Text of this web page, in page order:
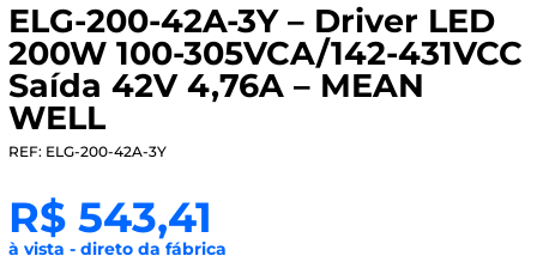
ELG-200-42A-3Y – Driver LED
200W 100-305VCA/142-431VCC
Saída 42V 4,76A – MEAN
WELL
REF: ELG-200-42A-3Y
R$543,41
à vista - direto da fábrica